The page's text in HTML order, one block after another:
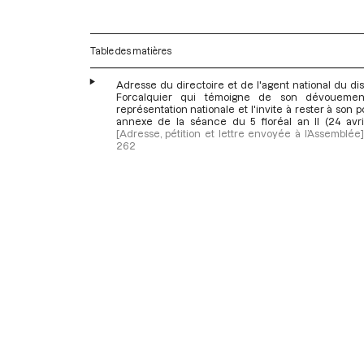
Table des matières
Adresse du directoire et de l'agent national du
Forcalquier qui témoigne de son
représentation nationale et l'invite à rester à son
annexe de la séance du 5 floréal an II (24
[Adresse, pétition et lettre envoyée à l’Assemblée]
262